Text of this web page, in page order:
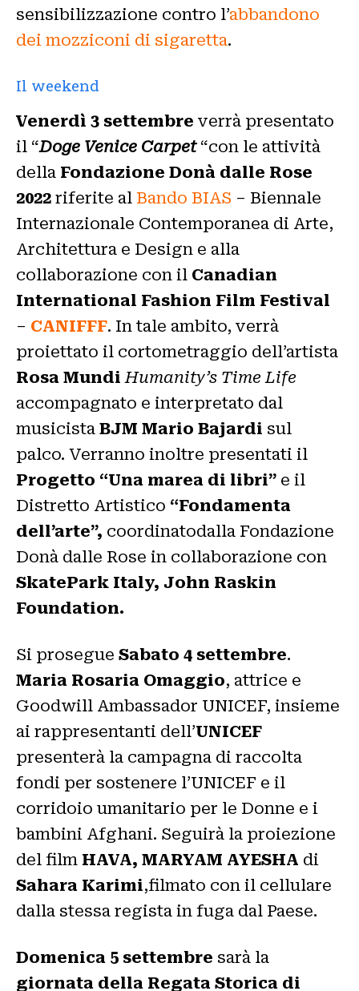
sensibilizzazione contro l’abbandono
dei mozziconi di sigaretta.
Il weekend
Venerdì 3 settembre verrà presentato
il “Doge Venice Carpet“con le attività
della Fondazione Donà dalle Rose
2022 riferite al Bando BIAS – Biennale
Internazionale Contemporanea di Arte,
Architettura e Design e alla
collaborazione con il Canadian
International Fashion Film Festival
– CANIFFF. In tale ambito, verrà
proiettato il cortometraggio dell’artista
Rosa Mundi Humanity’s Time Life
accompagnato e interpretato dal
musicista BJM Mario Bajardi sul
palco. Verranno inoltre presentati il
Progetto “Una marea di libri” e il
Distretto Artistico “Fondamenta
dell’arte”, coordinatodalla Fondazione
Donà dalle Rose in collaborazione con
SkatePark Italy, John Raskin
Foundation.
Si prosegue Sabato 4 settembre.
Maria Rosaria Omaggio, attrice e
Goodwill Ambassador UNICEF, insieme
ai rappresentanti dell’UNICEF
presenterà la campagna di raccolta
fondi per sostenere l’UNICEF e il
corridoio umanitario per le Donne e i
bambini Afghani. Seguirà la proiezione
del film HAVA, MARYAM AYESHA di
Sahara Karimi,filmato con il cellulare
dalla stessa regista in fuga dal Paese.
Domenica 5 settembre sarà la
giornata della Regata Storica di